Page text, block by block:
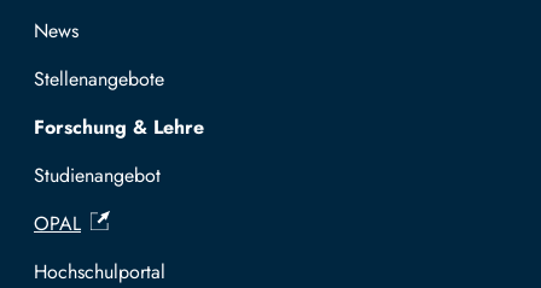
News
Stellenangebote
Forschung & Lehre
Studienangebot
OPAL
Hochschulportal